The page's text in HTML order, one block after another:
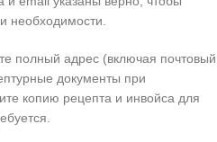
необходимости.
полный адрес (включая почтовый
документы при
копию рецепта и инвойса для